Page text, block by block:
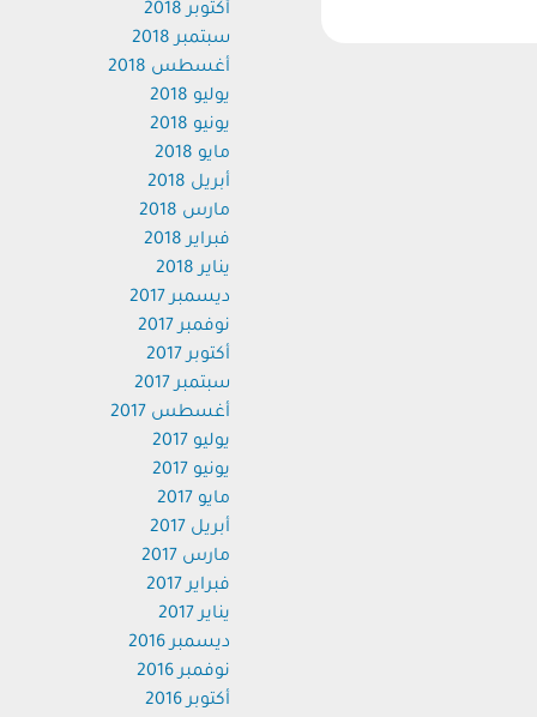
أكتوبر 2018
سبتمبر 2018
أغسطس 2018
يوليو 2018
يونيو 2018
مايو 2018
أبريل 2018
مارس 2018
فبراير 2018
يناير 2018
ديسمبر 2017
نوفمبر 2017
أكتوبر 2017
سبتمبر 2017
أغسطس 2017
يوليو 2017
يونيو 2017
مايو 2017
أبريل 2017
مارس 2017
فبراير 2017
يناير 2017
ديسمبر 2016
نوفمبر 2016
أكتوبر 2016